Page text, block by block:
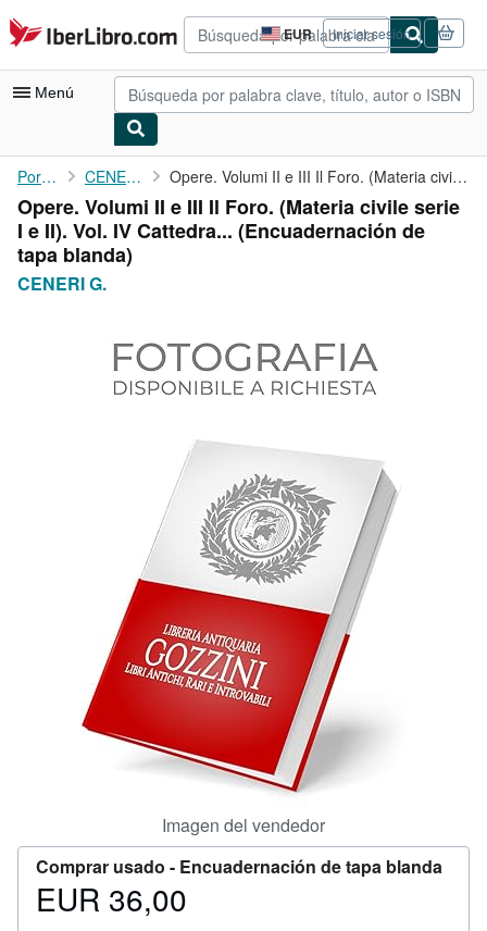
Pasar al contenido principal
IberLibro.com EUR
Preferencias
de
compra
del
Iniciar sesión
Menú
Mi cuenta
Consultar mis pedidos
Búsqueda avanzada
Colecciones
Arte y coleccionismo
CERRAR
Portada CENERI G. Opere. Volumi II e III Il Foro. (Materia civile serie I e II). ...
Opere. Volumi II e III Il Foro. (Materia civile serie
I e II). Vol. IV Cattedra... (Encuadernación de
tapa blanda)
CENERI G.
Imagen del vendedor
Comprar usado - Encuadernación de tapa blanda
Precio
EUR 36,00